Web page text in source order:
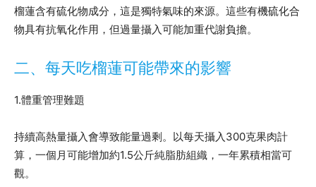
榴蓮含有硫化物成分，這是獨特氣味的來源。這些有機硫化合
物具有抗氧化作用，但過量攝入可能加重代謝負擔。
二、每天吃榴蓮可能帶來的影響
1.體重管理難題
持續高熱量攝入會導致能量過剩。以每天攝入300克果肉計
算，一個月可能增加約1.5公斤純脂肪組織，一年累積相當可
觀。